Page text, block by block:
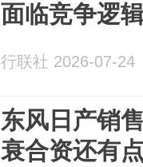
面临竞争逻
行联社 2026-07-24
东风日产销
衰合资还有